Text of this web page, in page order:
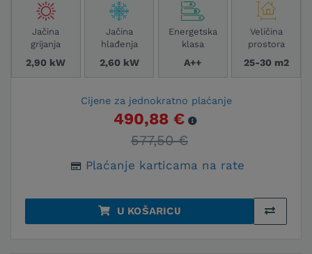
Jačina
grijanja
2,90 kW
Jačina
hlađenja
2,60 kW
Energetska
klasa
A++
Veličina
prostora
25-30 m2
Cijene za jednokratno plaćanje
490,88 €
577,50 €
Plaćanje karticama na rate
U KOŠARICU